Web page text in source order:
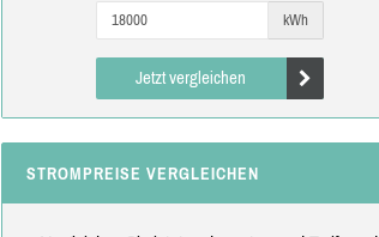
kWh
Jetzt vergleichen
STROMPREISE VERGLEICHEN